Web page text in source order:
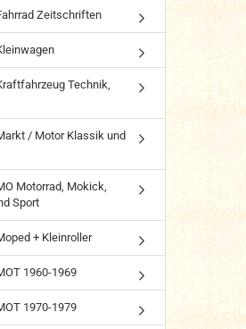
Zeitschriften
Technik,
/ Motor Klassik und
Motorrad, Mokick,
Sport
+ Kleinroller
1960-1969
1970-1979